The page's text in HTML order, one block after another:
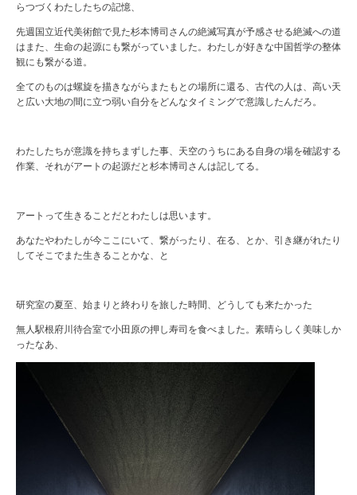
らつづくわたしたちの記憶、
先週国立近代美術館で見た杉本博司さんの絶滅写真が予感させる絶滅への道
はまた、生命の起源にも繋がっていました。わたしが好きな中国哲学の整体
観にも繋がる道。
全てのものは螺旋を描きながらまたもとの場所に還る、古代の人は、高い天
と広い大地の間に立つ弱い自分をどんなタイミングで意識したんだろ。
わたしたちが意識を持ちまずした事、天空のうちにある自身の場を確認する
作業、それがアートの起源だと杉本博司さんは記してる。
アートって生きることだとわたしは思います。
あなたやわたしが今ここにいて、繋がったり、在る、とか、引き継がれたり
してそこでまた生きることかな、と
研究室の夏至、始まりと終わりを旅した時間、どうしても来たかった
無人駅根府川待合室で小田原の押し寿司を食べました。素晴らしく美味しか
ったなあ、